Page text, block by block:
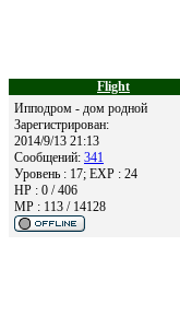
Flight
Ипподром - дом родной
Зарегистрирован:
2014/9/13 21:13
Сообщений: 341
Уровень : 17; EXP : 24
HP : 0 / 406
MP : 113 / 14128